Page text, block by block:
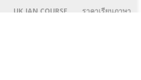
UK JAN COURSE
ราคาเรียนภาษา